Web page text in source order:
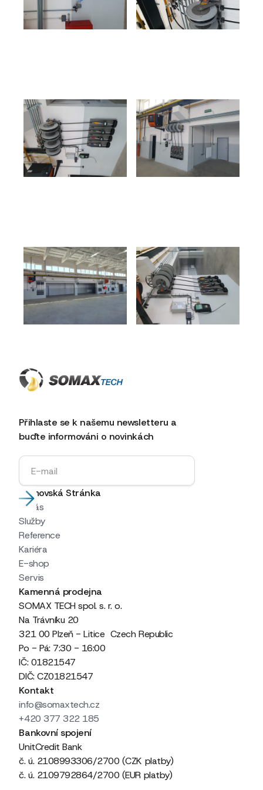
Předchozí článek
Další článek
Přihlaste se k našemu newsletteru a
buďte informováni o novinkách
Domovská Stránka
O nás
Služby
Reference
Kariéra
E-shop
Servis
Kamenná prodejna
SOMAX TECH spol. s. r. o.
Na Trávníku 20
321 00 Plzeň - Litice Czech Republic
Po - Pá: 7:30 - 16:00
IČ: 01821547
DIČ: CZ01821547
Kontakt
info@somaxtech.cz
+420 377 322 185
Bankovní spojení
UnitCredit Bank
č. ú. 2108993306/2700 (CZK platby)
č. ú. 2109792864/2700 (EUR platby)